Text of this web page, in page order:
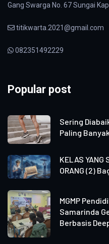
Gang Swarga No. 67 Sungai
titikwarta.2021@gmail.com
082351492229
Popular post
Sering
Paling
KELAS YANG
ORANG (2)
MGMP
Samarinda
Berbasis